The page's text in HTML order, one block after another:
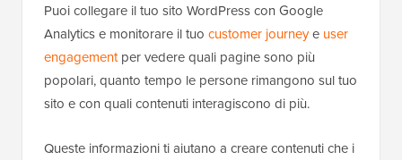
Puoi collegare il tuo sito WordPress con Google
Analytics e monitorare il tuo customer journeye user
engagementper vedere quali pagine sono più
popolari, quanto tempo le persone rimangono sul tuo
sito e con quali contenuti interagiscono di più.
Queste informazioni ti aiutano a creare contenuti che i